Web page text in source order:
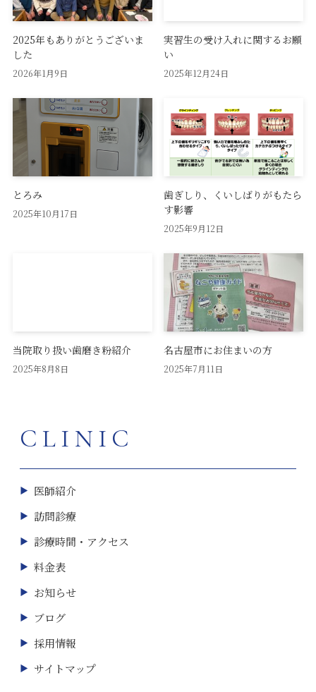
2025年もありがとうございま
した
2026年1月9日
実習生の受け入れに関するお願
い
2025年12月24日
とろみ
2025年10月17日
歯ぎしり、くいしばりがもたら
す影響
2025年9月12日
当院取り扱い歯磨き粉紹介
2025年8月8日
名古屋市にお住まいの方
2025年7月11日
CLINIC
医師紹介
訪問診療
診療時間・アクセス
料金表
お知らせ
ブログ
採用情報
サイトマップ